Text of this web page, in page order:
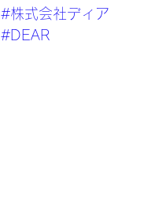
#株式会社ディア
#DEAR